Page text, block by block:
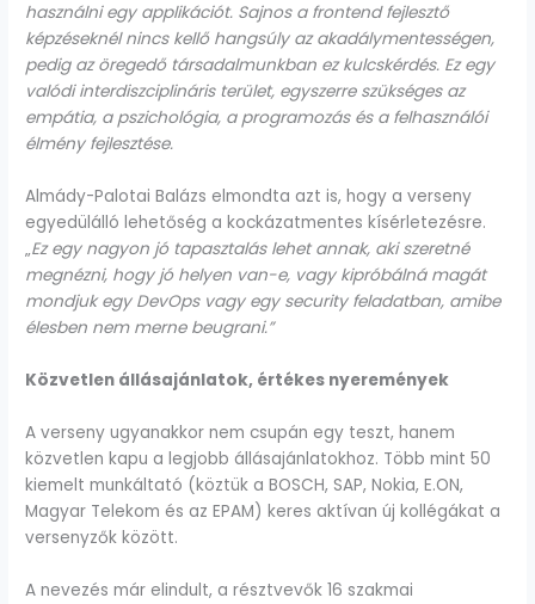
használni egy applikációt. Sajnos a frontend fejlesztő
képzéseknél nincs kellő hangsúly az akadálymentességen,
pedig az öregedő társadalmunkban ez kulcskérdés. Ez egy
valódi interdiszciplináris terület, egyszerre szükséges az
empátia, a pszichológia, a programozás és a felhasználói
élmény fejlesztése.
Almády-Palotai Balázs elmondta azt is, hogy a verseny
egyedülálló lehetőség a kockázatmentes kísérletezésre.
„Ez egy nagyon jó tapasztalás lehet annak, aki szeretné
megnézni, hogy jó helyen van-e, vagy kipróbálná magát
mondjuk egy DevOps vagy egy security feladatban, amibe
élesben nem merne beugrani.”
Közvetlen állásajánlatok, értékes nyeremények
A verseny ugyanakkor nem csupán egy teszt, hanem
közvetlen kapu a legjobb állásajánlatokhoz. Több mint 50
kiemelt munkáltató (köztük a BOSCH, SAP, Nokia, E.ON,
Magyar Telekom és az EPAM) keres aktívan új kollégákat a
versenyzők között.
A nevezés már elindult, a résztvevők 16 szakmai